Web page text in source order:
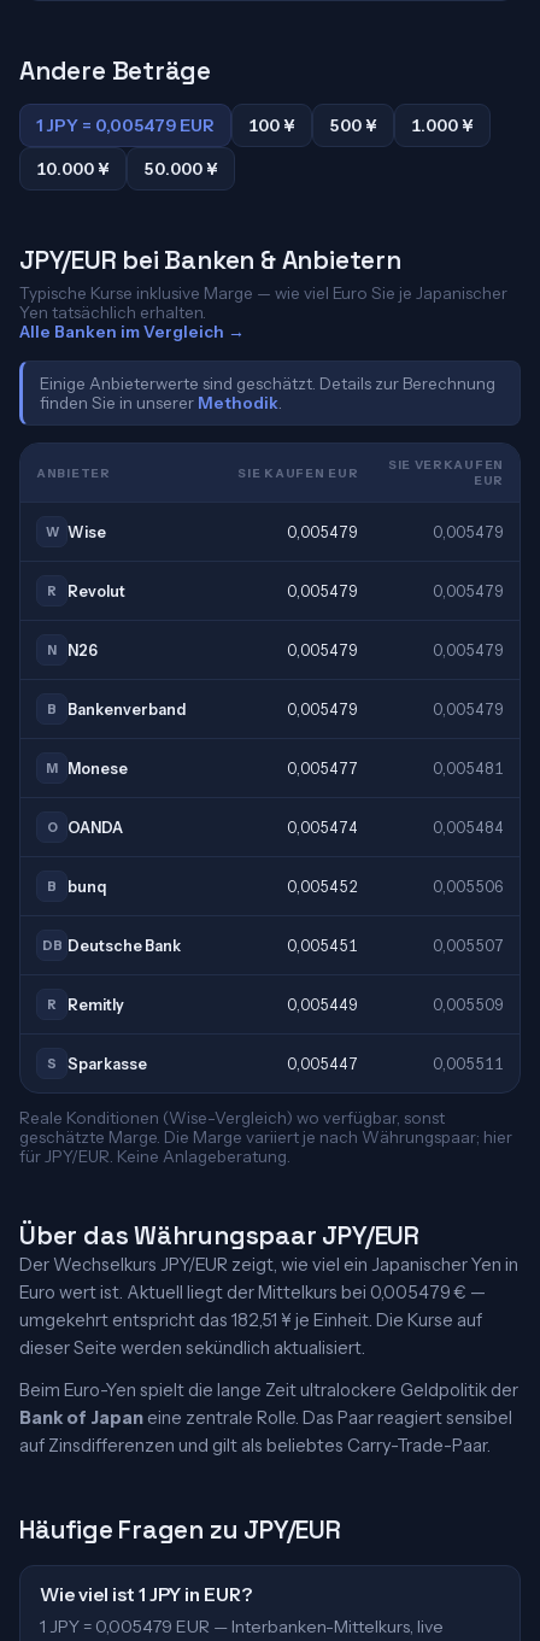
Andere Beträge
1 JPY = 0,005479 EUR 100 ¥ 500 ¥
1.000 ¥
10.000 ¥
50.000 ¥
JPY/EUR bei Banken & Anbietern
Typische Kurse inklusive Marge — wie viel Euro Sie je Japanischer
Yen tatsächlich erhalten.
Alle Banken im Vergleich →
Einige Anbieterwerte sind geschätzt. Details zur Berechnung
finden Sie in unserer Methodik
ANBIETER SIE KAUFEN EUR
SIE VERKAUFEN
EUR
W Wise 0,005479 0,005479
R Revolut 0,005479 0,005479
N N26 0,005479 0,005479
B Bankenverband 0,005479 0,005479
M Monese 0,005477 0,005481
O OANDA 0,005474 0,005484
B bunq 0,005452 0,005506
DB Deutsche Bank 0,005451 0,005507
R Remitly 0,005449 0,005509
S Sparkasse 0,005447 0,005511
Reale Konditionen (Wise-Vergleich) wo verfügbar, sonst
geschätzte Marge. Die Marge variiert je nach Währungspaar; hier
für JPY/EUR. Keine Anlageberatung.
Über das Währungspaar JPY/EUR
Der Wechselkurs JPY/EUR zeigt, wie viel ein Japanischer Yen in
Euro wert ist. Aktuell liegt der Mittelkurs bei 0,005479 € —
umgekehrt entspricht das 182,51 ¥ je Einheit. Die Kurse auf
dieser Seite werden sekündlich aktualisiert.
Beim Euro-Yen spielt die lange Zeit ultralockere Geldpolitik der
Bank of Japan eine zentrale Rolle. Das Paar reagiert sensibel
auf Zinsdifferenzen und gilt als beliebtes Carry-Trade-Paar.
Häufige Fragen zu JPY/EUR
Wie viel ist 1 JPY in EUR?
1 JPY = 0,005479 EUR — Interbanken-Mittelkurs, live